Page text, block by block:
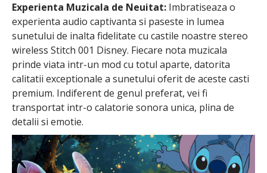
Experienta Muzicala de Neuitat: Imbratiseaza o
experienta audio captivanta si paseste in lumea
sunetului de inalta fidelitate cu castile noastre stereo
wireless Stitch 001 Disney. Fiecare nota muzicala
prinde viata intr-un mod cu totul aparte, datorita
calitatii exceptionale a sunetului oferit de aceste casti
premium. Indiferent de genul preferat, vei fi
transportat intr-o calatorie sonora unica, plina de
detalii si emotie.